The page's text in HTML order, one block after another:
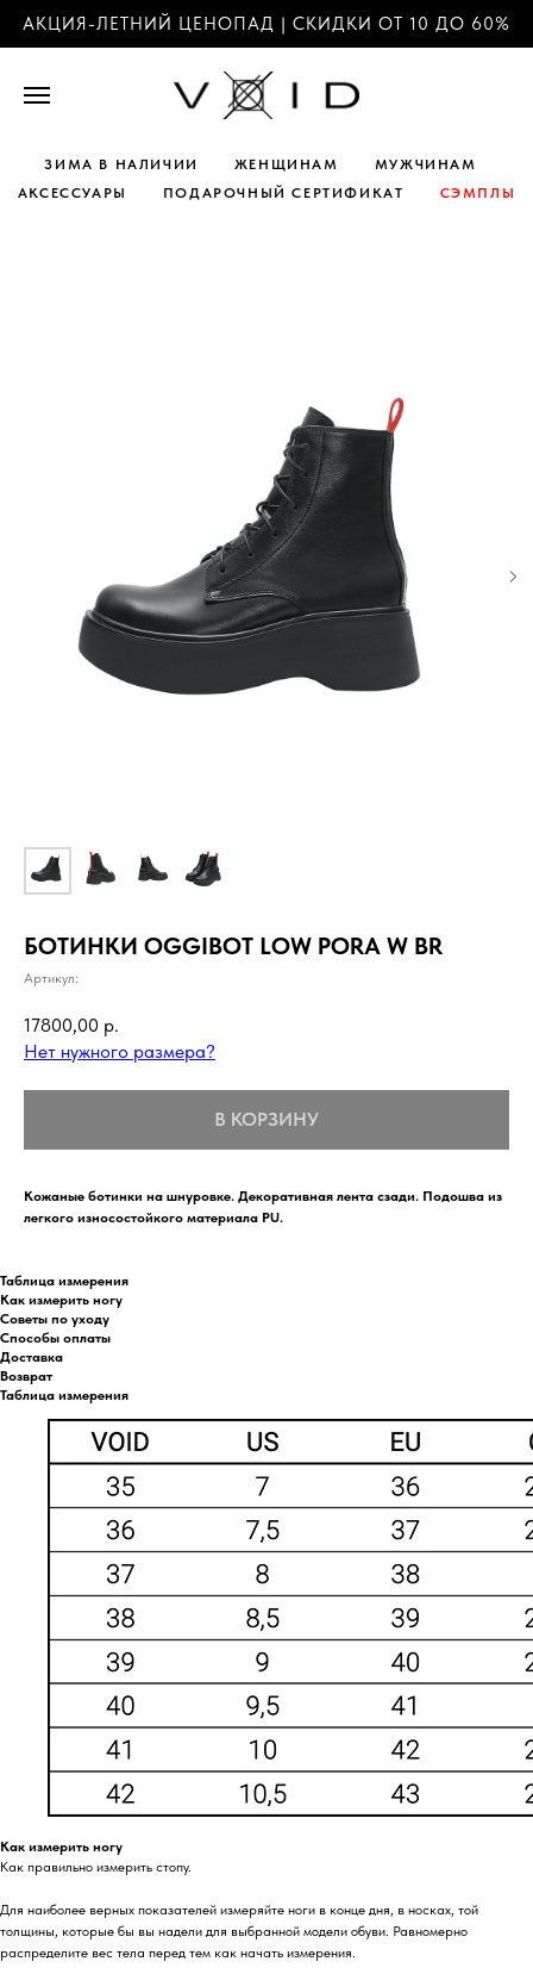
АКЦИЯ-ЛЕТНИЙ ЦЕНОПАД | СКИДКИ ОТ 10 ДО 60%
ЗИМА В НАЛИЧИИ ЖЕНЩИНАМ
МУЖЧИНАМ
АКСЕССУАРЫ
ПОДАРОЧНЫЙ СЕРТИФИКАТ СЭМПЛЫ
БОТИНКИ OGGIBOT LOW PORA W BR
Артикул:
17800,00 р.
Нет нужного размера?
В КОРЗИНУ
Кожаные ботинки на шнуровке. Декоративная лента сзади. Подошва из
легкого износостойкого материала PU.
Таблица измерения
Как измерить ногу
Советы по уходу
Способы оплаты
Доставка
Возврат
Таблица измерения
Как измерить ногу
Как правильно измерить стопу.
Для наиболее верных показателей измеряйте ноги в конце дня, в носках, той
толщины, которые бы вы надели для выбранной модели обуви. Равномерно
распределите вес тела перед тем как начать измерения.